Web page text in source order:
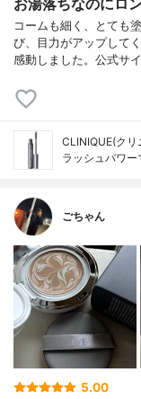
お湯落ちなのにロ
コームも細く、とても
び、目力がアップして
感動しました。公式サ
CLINIQUE(クリ
ラッシュパワ
ごちゃん
5.00